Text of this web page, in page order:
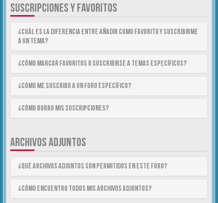
SUSCRIPCIONES Y FAVORITOS
¿Cuál es la diferencia entre añadir como Favorito y suscribirme
a un tema?
¿Cómo marcar Favoritos o suscribirse a temas específicos?
¿Cómo me suscribo a un foro específico?
¿Cómo borro mis suscripciones?
ARCHIVOS ADJUNTOS
¿Qué archivos adjuntos son permitidos en este foro?
¿Cómo encuentro todos mis archivos adjuntos?